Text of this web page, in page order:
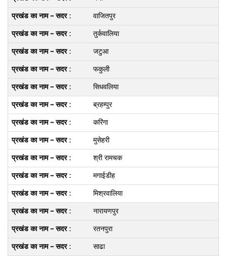
वाजितपुर
तुर्कवालिया
जटुआ
फकुली
सिधवलिया
ब्रहम्पुर
करिंगा
मुसेहरी
श्री रामचक
मगाईडीह
मिश्रवालिया
नारायणपुर
रतनपुरा
साढा